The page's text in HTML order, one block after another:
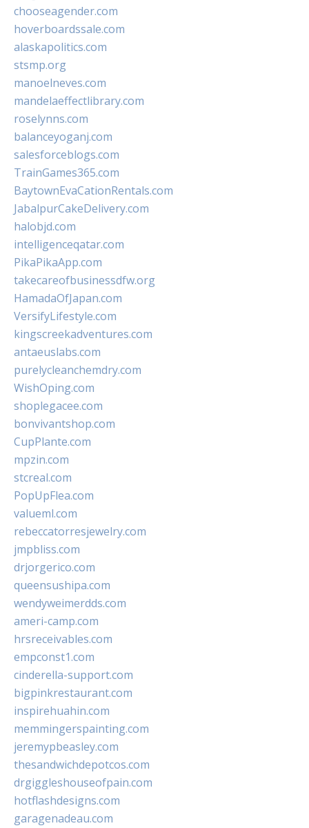
chooseagender.com
hoverboardssale.com
alaskapolitics.com
stsmp.org
manoelneves.com
mandelaeffectlibrary.com
roselynns.com
balanceyoganj.com
salesforceblogs.com
TrainGames365.com
BaytownEvaCationRentals.com
JabalpurCakeDelivery.com
halobjd.com
intelligenceqatar.com
PikaPikaApp.com
takecareofbusinessdfw.org
HamadaOfJapan.com
VersifyLifestyle.com
kingscreekadventures.com
antaeuslabs.com
purelycleanchemdry.com
WishOping.com
shoplegacee.com
bonvivantshop.com
CupPlante.com
mpzin.com
stcreal.com
PopUpFlea.com
valueml.com
rebeccatorresjewelry.com
jmpbliss.com
drjorgerico.com
queensushipa.com
wendyweimerdds.com
ameri-camp.com
hrsreceivables.com
empconst1.com
cinderella-support.com
bigpinkrestaurant.com
inspirehuahin.com
memmingerspainting.com
jeremypbeasley.com
thesandwichdepotcos.com
drgiggleshouseofpain.com
hotflashdesigns.com
garagenadeau.com